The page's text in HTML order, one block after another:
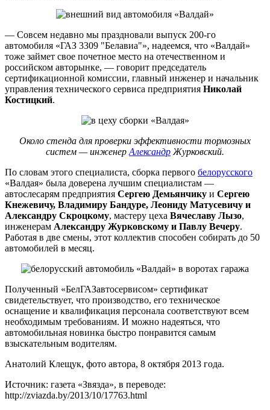
— Совсем недавно мы праздновали выпуск 200-го
автомобиля «ГАЗ 3309 "Белавиа"», надеемся, что «Валдай»
тоже займет свое почетное место на отечественном и
российском авторынке, — говорит председатель
сертификационной комиссии, главный инженер и начальник
управления технического сервиса предприятия Николай
Костицкий.
Около стенда для проверки эффективности тормозных
систем — инженерАлександрЖурковский.
По словам этого специалиста, сборка первого белорусского
«Валдая» была доверена лучшим специалистам —
автослесарям предприятия Сергею Демьянчику и Сергею
Кнежевичу, Владимиру Бандуре, Леониду Матусевичу и
Александру Скроцкому, мастеру цеха Вячеславу Лызо,
инженерам Александру Журковскому и Павлу Вечеру.
Работая в две смены, этот коллектив способен собирать до 50
автомобилей в месяц.
Полученный «БелГАЗавтосервисом» сертификат
свидетельствует, что производство, его техническое
оснащение и квалификация персонала соответствуют всем
необходимым требованиям. И можно надеяться, что
автомобильная новинка быстро понравится самым
взыскательным водителям.
Анатолий Клещук, фото автора, 8 октября 2013 года.
Источник: газета «Звязда», в переводе:
http://zviazda.by/2013/10/17763.html